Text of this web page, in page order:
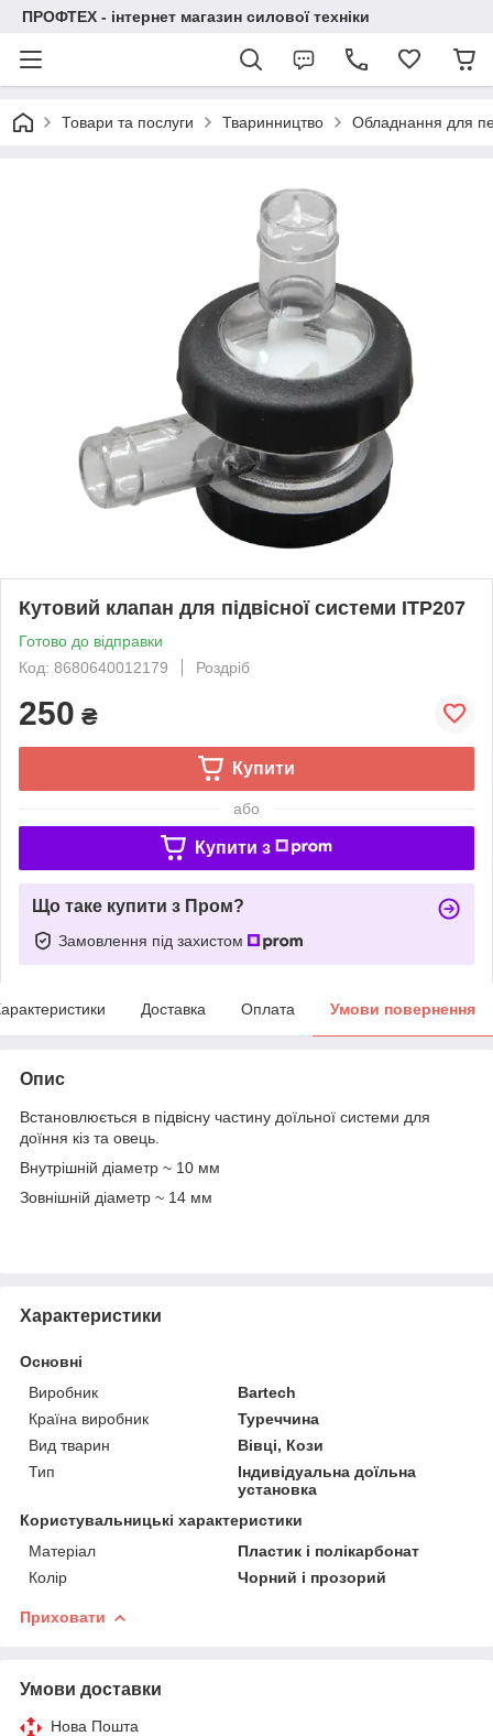
ПРОФТЕХ - інтернет магазин силової техніки
Товари та послуги Тваринництво Обладнання для
Кутовий клапан для підвісної системи ITP207
Готово до відправки
Код: 8680640012179
Роздріб
250 ₴
Купити
або
Купити з
Що таке купити з Пром?
Замовлення під захистом
Доставка Оплата Умови повернення
Опис
Встановлюється в підвісну частину доїльної системи для
доїння кіз та овець.
Внутрішній діаметр ~ 10 мм
Зовнішній діаметр ~ 14 мм
Характеристики
Основні
Виробник
Bartech
Країна виробник
Туреччина
Вид тварин
Вівці, Кози
Тип
Індивідуальна доїльна
установка
Користувальницькі характеристики
Матеріал
Пластик і полікарбонат
Колір
Чорний і прозорий
Приховати
Умови доставки
Нова Пошта